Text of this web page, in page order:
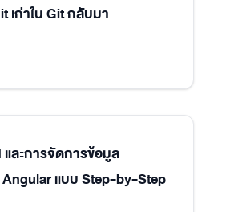
เก่าใน Git กลับมา
และการจัดการข้อมูล
Angular แบบ Step-by-Step